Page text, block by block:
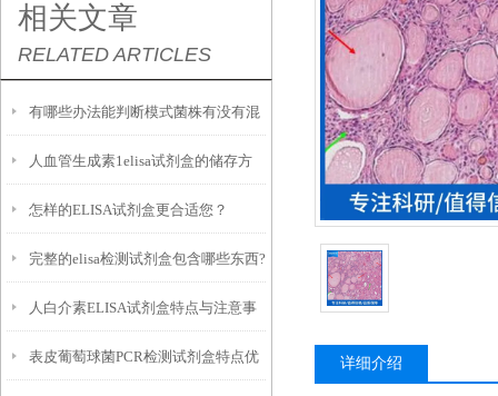
相关文章
RELATED ARTICLES
有哪些办法能判断模式菌株有没有混
入杂菌？
人血管生成素1elisa试剂盒的储存方
式
怎样的ELISA试剂盒更合适您？
完整的elisa检测试剂盒包含哪些东西?
人白介素ELISA试剂盒特点与注意事
项
表皮葡萄球菌PCR检测试剂盒​特点优 详细介绍